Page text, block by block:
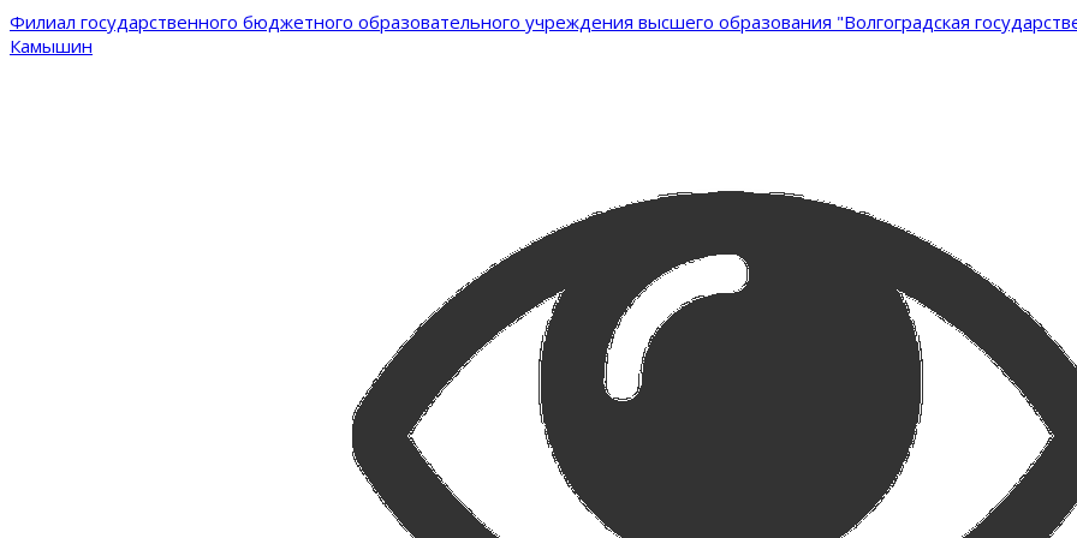
Филиал государственного бюджетного образовательного учреждения высшего образования "Волгоградская
Камышин